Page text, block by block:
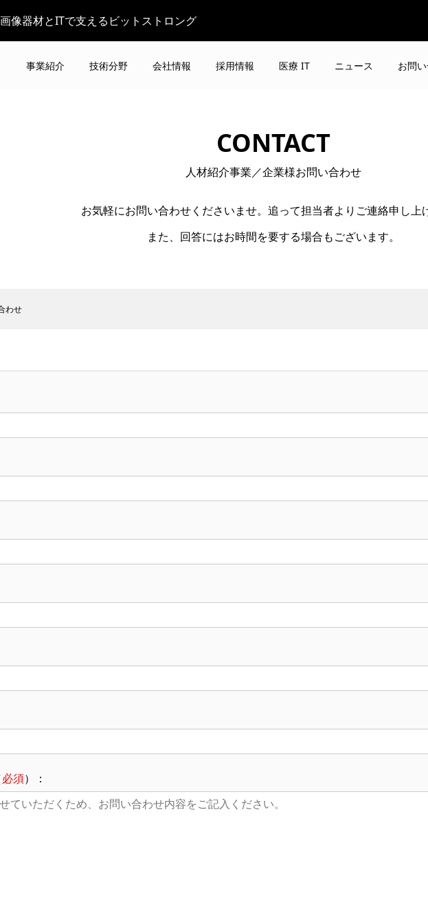
像器材とITで支えるビットストロング
事業紹介 技術分野 会社情報 採用情報 医療 IT ニュース お問
CONTACT
人材紹介事業／企業様お問い合わせ
お気軽にお問い合わせくださいませ。追って担当者よりご連絡申し上
また、回答にはお時間を要する場合もございます。
わせ
必須）：